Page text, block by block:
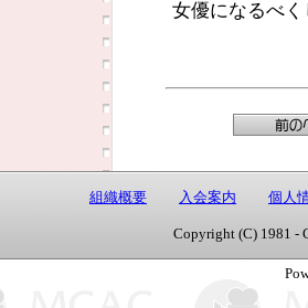
女優になるべ
組織概要 入会案内 個人
Copyright (C) 1981 -